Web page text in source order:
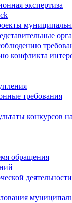
экспертиза
конфликта
требования
конкурсов
обращения
деятельности